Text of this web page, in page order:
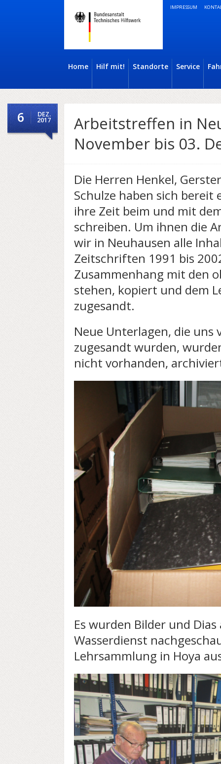
IMPRESSUM
Home Hilf mit! Standorte Service
6 DEZ.
2017
Arbeitstreffen in
November bis 03.
Die Herren Henkel,
Schulze haben sich bereit
ihre Zeit beim und mit
schreiben. Um ihnen die
wir in Neuhausen alle
Zeitschriften 1991 bis
Zusammenhang mit den
stehen, kopiert und dem
zugesandt.
Neue Unterlagen, die uns
zugesandt wurden,
nicht vorhanden,
Es wurden Bilder und
Wasserdienst
Lehrsammlung in Hoya